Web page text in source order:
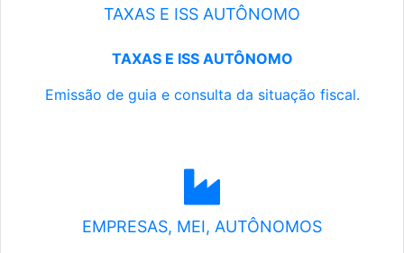
TAXAS E ISS AUTÔNOMO
TAXAS E ISS AUTÔNOMO
Emissão de guia e consulta da situação fiscal.
EMPRESAS, MEI, AUTÔNOMOS